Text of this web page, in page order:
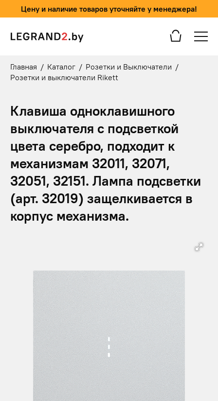
Цену и наличие товаров уточняйте у менеджера!
Главная / Каталог / Розетки и Выключатели /
Розетки и выключатели Rikett
Клавиша одноклавишного
выключателя с подсветкой
цвета серебро, подходит к
механизмам 32011, 32071,
32051, 32151. Лампа подсветки
(арт. 32019) защелкивается в
корпус механизма.